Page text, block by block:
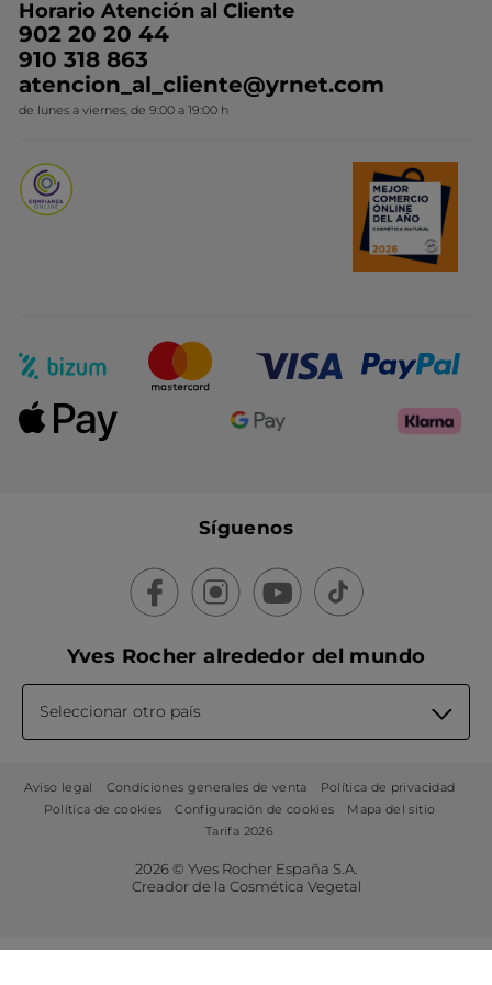
Conviértete en Franquiciada
Ideas de Regalo
Colección Monoi
Novedades del mes
Contacto
Horario Atención al Cliente
902 20 20 44
910 318 863
atencion_al_cliente@yrnet.com
de lunes a viernes, de 9:00 a 19:00 h
Síguenos
Yves Rocher alrededor del mundo
Seleccionar otro país
Aviso legal Condiciones generales de venta
Política de privacidad
Política de cookies
Configuración de cookies
Mapa del sitio
Tarifa 2026
2026 © Yves Rocher España S.A.
Creador de la Cosmética Vegetal